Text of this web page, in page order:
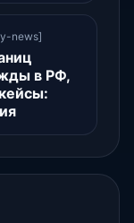
news]
в РФ,